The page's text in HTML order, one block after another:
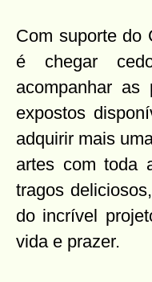
Com suporte do
é chegar
acompanhar as
expostos
adquirir mais
artes com toda
tragos
do incrível
vida e prazer.